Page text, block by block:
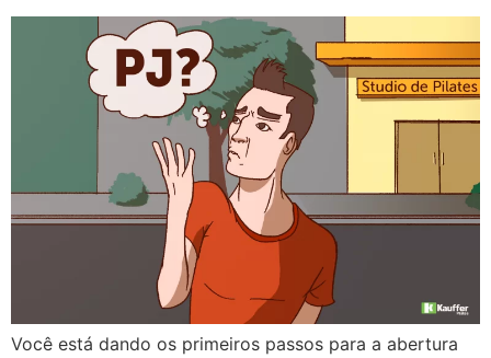
Você está dando os primeiros passos para a abertura